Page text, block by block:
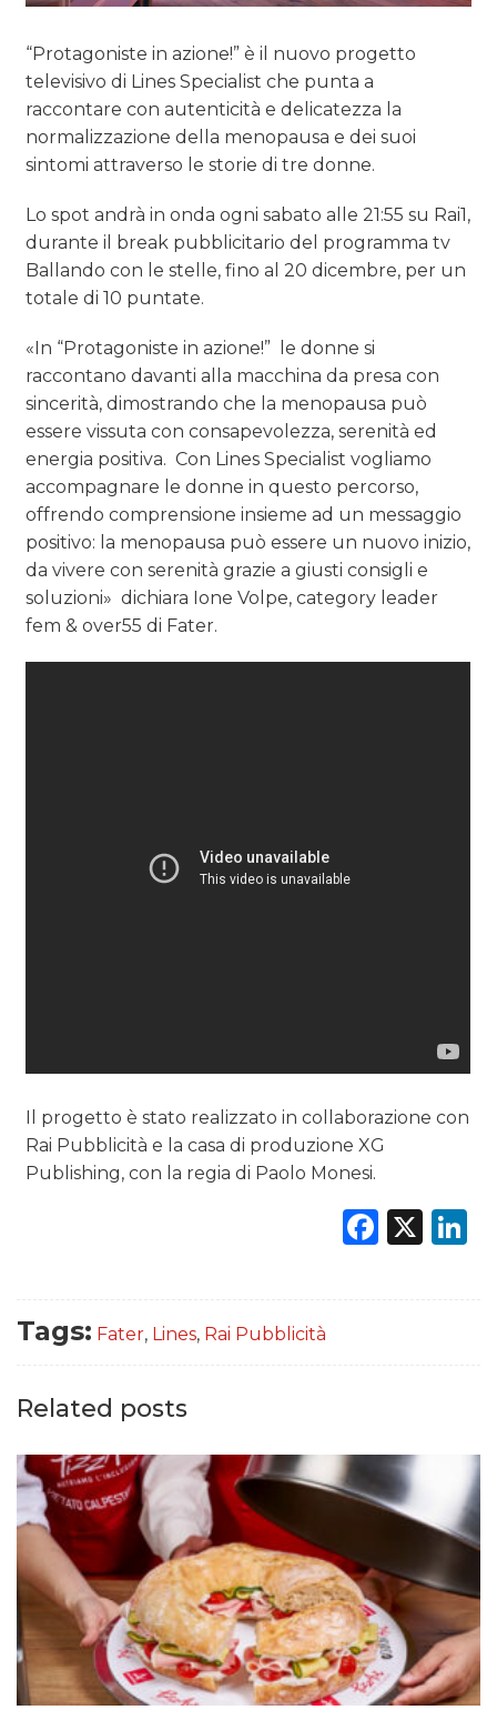
“Protagoniste in azione!” è il nuovo progetto
televisivo di Lines Specialist che punta a
raccontare con autenticità e delicatezza la
normalizzazione della menopausa e dei suoi
sintomi attraverso le storie di tre donne.
Lo spot andrà in onda ogni sabato alle 21:55 su Rai1,
durante il break pubblicitario del programma tv
Ballando con le stelle, fino al 20 dicembre, per un
totale di 10 puntate.
«In “Protagoniste in azione!” le donne si
raccontano davanti alla macchina da presa con
sincerità, dimostrando che la menopausa può
essere vissuta con consapevolezza, serenità ed
energia positiva. Con Lines Specialist vogliamo
accompagnare le donne in questo percorso,
offrendo comprensione insieme ad un messaggio
positivo: la menopausa può essere un nuovo inizio,
da vivere con serenità grazie a giusti consigli e
soluzioni» dichiara Ione Volpe, category leader
fem & over55 di Fater.
Il progetto è stato realizzato in collaborazione con
Rai Pubblicità e la casa di produzione XG
Publishing, con la regia di Paolo Monesi.
X
Tags: Fater, Lines, Rai Pubblicità
Related posts